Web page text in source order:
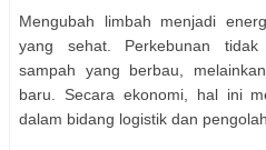
Mengubah limbah menjadi
yang sehat. Perkebunan
sampah yang berbau,
baru. Secara ekonomi, hal ini
dalam bidang logistik dan